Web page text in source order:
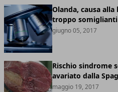
Olanda, causa
troppo
giugno 05, 2017
Rischio sindrome
avariato dalla
maggio 19, 2017